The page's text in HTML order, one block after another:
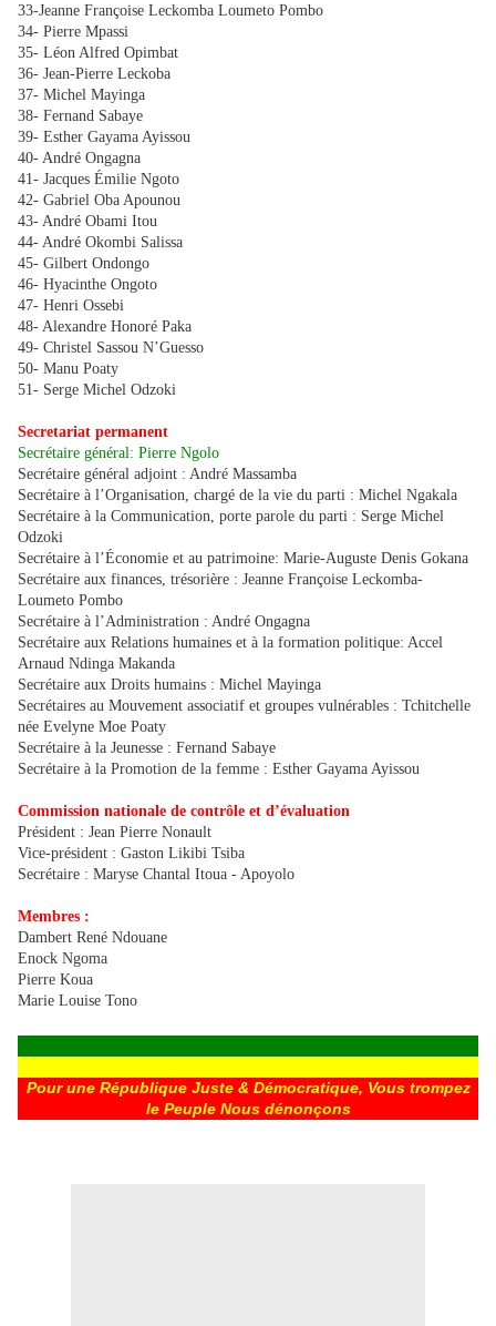
33-Jeanne Françoise Leckomba Loumeto Pombo
34- Pierre Mpassi
35- Léon Alfred Opimbat
36- Jean-Pierre Leckoba
37- Michel Mayinga
38- Fernand Sabaye
39- Esther Gayama Ayissou
40- André Ongagna
41- Jacques Émilie Ngoto
42- Gabriel Oba Apounou
43- André Obami Itou
44- André Okombi Salissa
45- Gilbert Ondongo
46- Hyacinthe Ongoto
47- Henri Ossebi
48- Alexandre Honoré Paka
49- Christel Sassou N’Guesso
50- Manu Poaty
51- Serge Michel Odzoki
Secretariat permanent
Secrétaire général: Pierre Ngolo
Secrétaire général adjoint : André Massamba
Secrétaire à l’Organisation, chargé de la vie du parti : Michel Ngakala
Secrétaire à la Communication, porte parole du parti : Serge Michel
Odzoki
Secrétaire à l’Économie et au patrimoine: Marie-Auguste Denis Gokana
Secrétaire aux finances, trésorière : Jeanne Françoise Leckomba-
Loumeto Pombo
Secrétaire à l’Administration : André Ongagna
Secrétaire aux Relations humaines et à la formation politique: Accel
Arnaud Ndinga Makanda
Secrétaire aux Droits humains : Michel Mayinga
Secrétaires au Mouvement associatif et groupes vulnérables : Tchitchelle
née Evelyne Moe Poaty
Secrétaire à la Jeunesse : Fernand Sabaye
Secrétaire à la Promotion de la femme : Esther Gayama Ayissou
Commission nationale de contrôle et d’évaluation
Président : Jean Pierre Nonault
Vice-président : Gaston Likibi Tsiba
Secrétaire : Maryse Chantal Itoua - Apoyolo
Membres :
Dambert René Ndouane
Enock Ngoma
Pierre Koua
Marie Louise Tono
Pour une République Juste & Démocratique, Vous trompez
le Peuple Nous dénonçons